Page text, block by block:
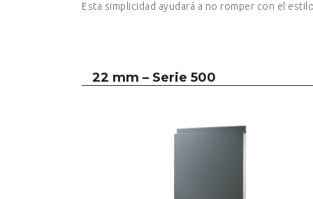
Esta simplicidad ayudará a no romper con el
22 mm – Serie 500